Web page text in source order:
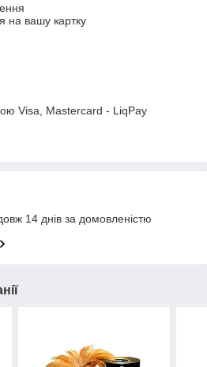
на вашу картку
Visa, Mastercard - LiqPay
14 днів за домовленістю